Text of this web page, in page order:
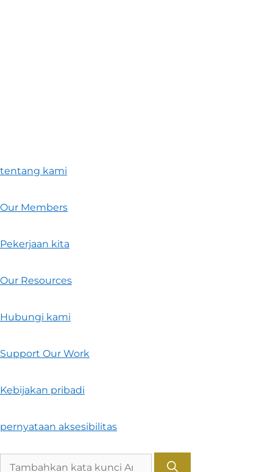
tentang kami
Our Members
Pekerjaan kita
Our Resources
Hubungi kami
Support Our Work
Kebijakan pribadi
pernyataan aksesibilitas
Pencarian